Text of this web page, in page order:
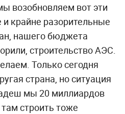
возобновляем вот эти
крайне разорительные
нашего бюджета
строительство АЭС.
Только сегодня
страна, но ситуация
мы 20 миллиардов
строить тоже